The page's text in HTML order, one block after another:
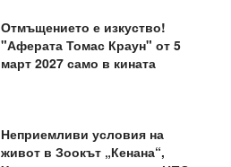
Отмъщението е изкуство!
"Аферата Томас Краун" от 5
март 2027 само в кината
Неприемливи условия на
живот в Зоокът „Кенана“,